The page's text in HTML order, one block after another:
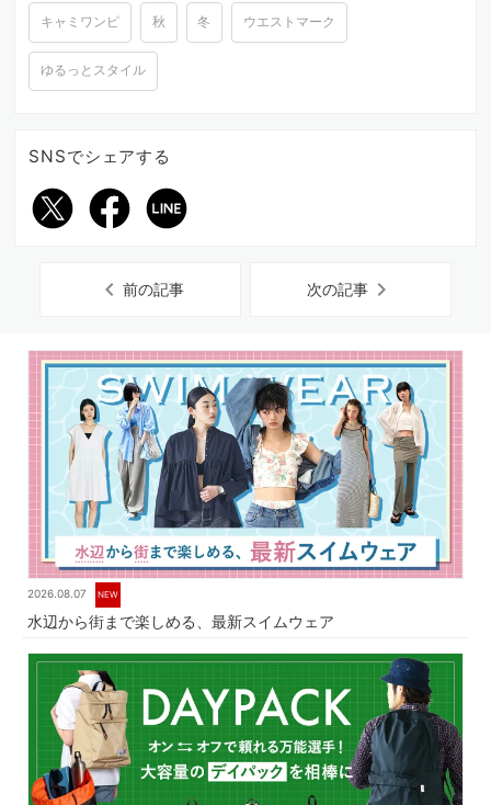
キャミワンピ 秋 冬 ウエストマーク
ゆるっとスタイル
SNSでシェアする
chevron_left前の記事 次の記事chevron_right
2026.08.07 NEW
水辺から街まで楽しめる、最新スイムウェア